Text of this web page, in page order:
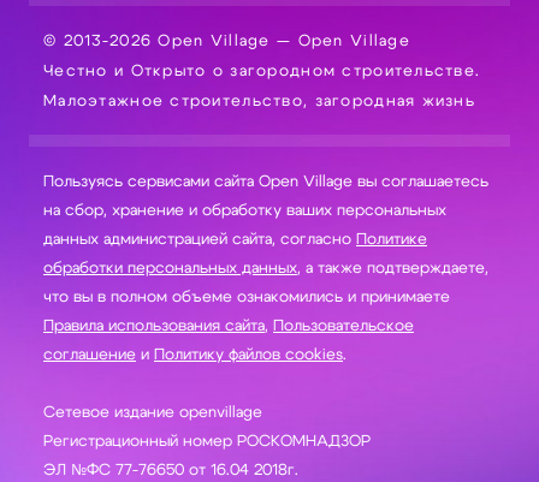
© 2013-2026 Open Village — Open Village
Честно и Открыто о загородном строительстве.
Малоэтажное строительство, загородная жизнь
Пользуясь сервисами сайта Open Village вы соглашаетесь
на сбор, хранение и обработку ваших персональных
данных администрацией сайта, согласно Политике
обработки персональных данных, а также подтверждаете,
что вы в полном объеме ознакомились и принимаете
Правила использования сайта, Пользовательское
соглашение и Политику файлов cookies.
Сетевое издание openvillage
Регистрационный номер РОСКОМНАДЗОР
ЭЛ №ФС 77-76650 от 16.04 2018г.